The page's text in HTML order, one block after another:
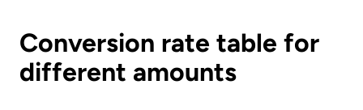
Conversion rate table for
different amounts